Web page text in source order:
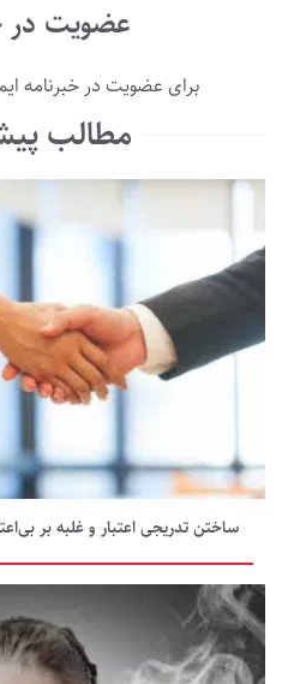
عضویت در
برای عضویت در خبرنامه
مطالب
ساختن تدریجی اعتبار و غلبه بر